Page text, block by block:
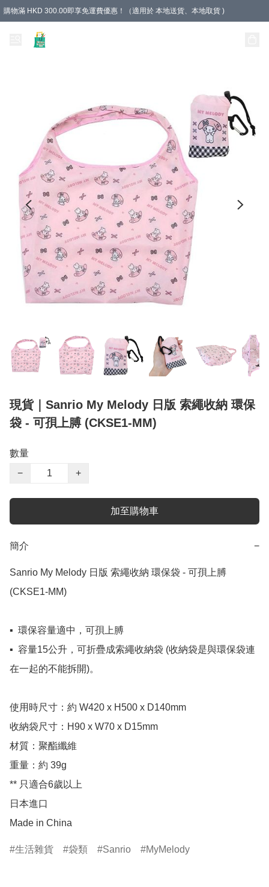
購物滿 HKD 300.00即享免運費優惠！（適用於 本地送貨、本地取貨 )
現貨｜Sanrio My Melody 日版 索繩收納 環保
袋 - 可孭上膊 (CKSE1-MM)
數量
−
+
加至購物車
簡介 −
Sanrio My Melody 日版 索繩收納 環保袋 - 可孭上膊
(CKSE1-MM)
▪️  環保容量適中，可孭上膊
▪️  容量15公升，可折疊成索繩收納袋 (收納袋是與環保袋連
在一起的不能拆開)。
使用時尺寸：約 W420 x H500 x D140mm
收納袋尺寸：H90 x W70 x D15mm
材質：聚酯纖維
重量：約 39g
** 只適合6歲以上
日本進口
Made in China
生活雜貨 袋類 Sanrio MyMelody